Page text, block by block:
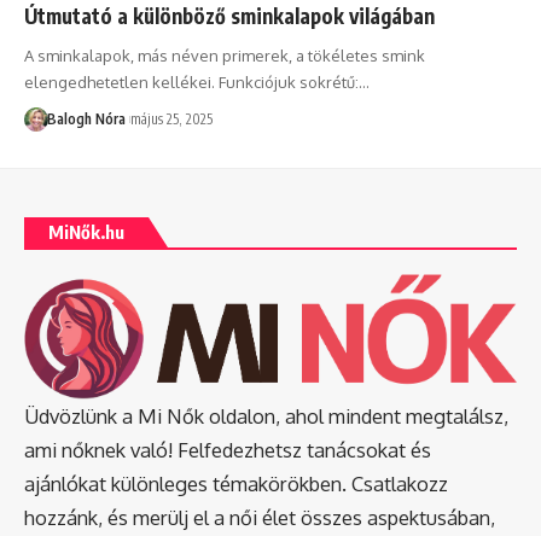
Útmutató a különböző sminkalapok világában
A sminkalapok, más néven primerek, a tökéletes smink
elengedhetetlen kellékei. Funkciójuk sokrétű:…
Balogh Nóra május 25, 2025
MiNők.hu
Üdvözlünk a Mi Nők oldalon, ahol mindent megtalálsz,
ami nőknek való! Felfedezhetsz tanácsokat és
ajánlókat különleges témakörökben. Csatlakozz
hozzánk, és merülj el a női élet összes aspektusában,